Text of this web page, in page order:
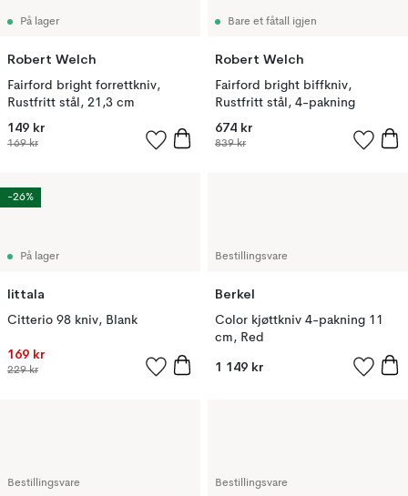
På lager
Robert Welch
Fairford bright forrettkniv,
Rustfritt stål, 21,3 cm
149 kr
169 kr
Bare et fåtall igjen
Robert Welch
Fairford bright biffkniv,
Rustfritt stål, 4-pakning
674 kr
839 kr
På lager
Iittala
Citterio 98 kniv, Blank
169 kr
229 kr
-26%
Bestillingsvare
Berkel
Color kjøttkniv 4-pakning 11
cm, Red
1 149 kr
Bestillingsvare Bestillingsvare